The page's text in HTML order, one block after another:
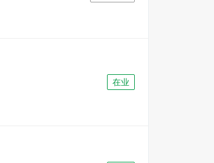
在业